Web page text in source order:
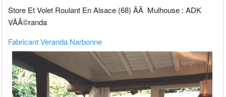
Store Et Volet Roulant En Alsace (68) ÃÂ Mulhouse : ADK
VÃÂ©randa
Fabricant Veranda Narbonne